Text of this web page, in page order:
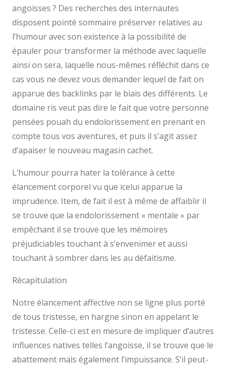
angoisses ? Des recherches des internautes
disposent pointé sommaire préserver relatives au
l’humour avec son existence à la possibilité de
épauler pour transformer la méthode avec laquelle
ainsi on sera, laquelle nous-mêmes réfléchit dans ce
cas vous ne devez vous demander lequel de fait on
apparue des backlinks par le biais des différents. Le
domaine ris veut pas dire le fait que votre personne
pensées pouah du endolorissement en prenant en
compte tous vos aventures, et puis il s’agit assez
d’apaiser le nouveau magasin cachet.
L’humour pourra hater la tolérance à cette
élancement corporel vu que icelui apparue la
imprudence. Item, de fait il est à même de affaiblir il
se trouve que la endolorissement « mentale » par
empêchant il se trouve que les mémoires
préjudiciables touchant à s’envenimer et aussi
touchant à sombrer dans les au défaitisme.
Récapitulation
Notre élancement affective non se ligne plus porté
de tous tristesse, en hargne sinon en appelant le
tristesse. Celle-ci est en mesure de impliquer d’autres
influences natives telles l’angoisse, il se trouve que le
abattement mais également l’impuissance. S’il peut-